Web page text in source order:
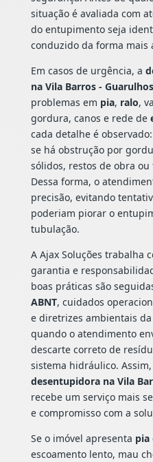
situação é avaliada com
do entupimento seja
conduzido da forma mais
Em casos de urgência, a
na Vila Barros - Guarulhos
problemas em pia, ralo,
gordura, canos e rede de
cada detalhe é
se há obstrução por
sólidos, restos de obra
Dessa forma, o
precisão, evitando
poderiam piorar o
tubulação.
A Ajax Soluções trabalha
garantia e
boas práticas são
ABNT, cuidados
e diretrizes ambientais da
quando o atendimento
descarte correto de
sistema hidráulico.
desentupidora na Vila
recebe um serviço mais
e compromisso com a
Se o imóvel apresenta pia
escoamento lento, mau